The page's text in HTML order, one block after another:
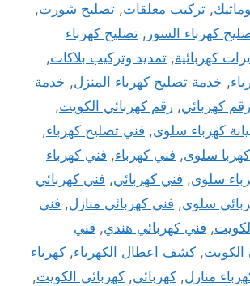
, تركيب معلقات, تصليح شورت,
كهرباء السور , تصليح كهرباء
كهربائية, تمديد وتركيب بلاكات,
, خدمة تصليح كهرباء المنزل, خدمة
رقم كهربائي, رقم كهربائي الكويت,
كهرباء سلوى, فني تصليح كهرباء,
سلوى, فني كهرباء, فني كهرباء
سلوى, فني كهربائي, فني كهربائي
سلوى, فني كهربائي منازل, فني
, فني كهربائي هندي, فني
الكويت, كشف اعطال الكهرباء, كهرباء
منازل, كهربائي, كهربائي الكويت,